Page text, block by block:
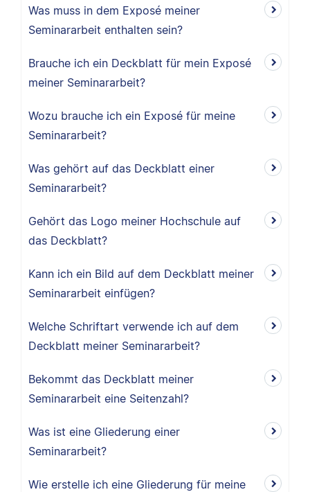
Was muss in dem Exposé meiner
Seminararbeit enthalten sein?
Brauche ich ein Deckblatt für mein Exposé
meiner Seminararbeit?
Wozu brauche ich ein Exposé für meine
Seminararbeit?
Was gehört auf das Deckblatt einer
Seminararbeit?
Gehört das Logo meiner Hochschule auf
das Deckblatt?
Kann ich ein Bild auf dem Deckblatt meiner
Seminararbeit einfügen?
Welche Schriftart verwende ich auf dem
Deckblatt meiner Seminararbeit?
Bekommt das Deckblatt meiner
Seminararbeit eine Seitenzahl?
Was ist eine Gliederung einer
Seminararbeit?
Wie erstelle ich eine Gliederung für meine